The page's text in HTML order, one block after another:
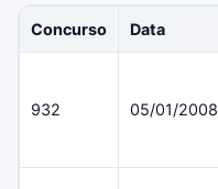
Concurso Data
932 05/01/2008